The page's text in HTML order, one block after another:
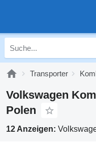
Transporter
Volkswagen
Polen
12 Anzeigen: